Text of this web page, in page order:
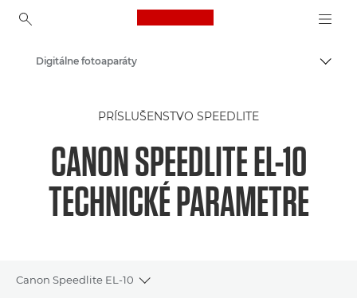
Canon Logo, back to
Digitálne fotoaparáty
PRÍSLUŠENSTVO SPEEDLITE
CANON SPEEDLITE EL-10
TECHNICKÉ PARAMETRE
Canon Speedlite EL-10
Toggle breadcrumbs